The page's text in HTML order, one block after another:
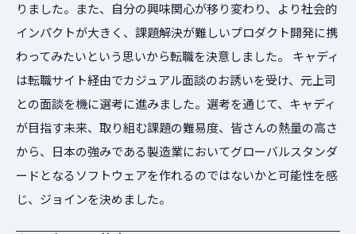
りました。また、自分の興味関心が移り変わり、より社会的
インパクトが大きく、課題解決が難しいプロダクト開発に携
わってみたいという思いから転職を決意しました。 キャディ
は転職サイト経由でカジュアル面談のお誘いを受け、元上司
との面談を機に選考に進みました。選考を通じて、キャディ
が目指す未来、取り組む課題の難易度、皆さんの熱量の高さ
から、日本の強みである製造業においてグローバルスタンダ
ードとなるソフトウェアを作れるのではないかと可能性を感
じ、ジョインを決めました。